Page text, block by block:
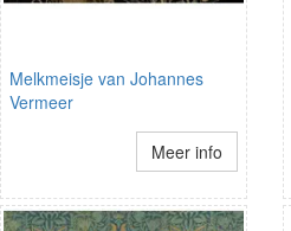
Melkmeisje van Johannes
Vermeer
Meer info